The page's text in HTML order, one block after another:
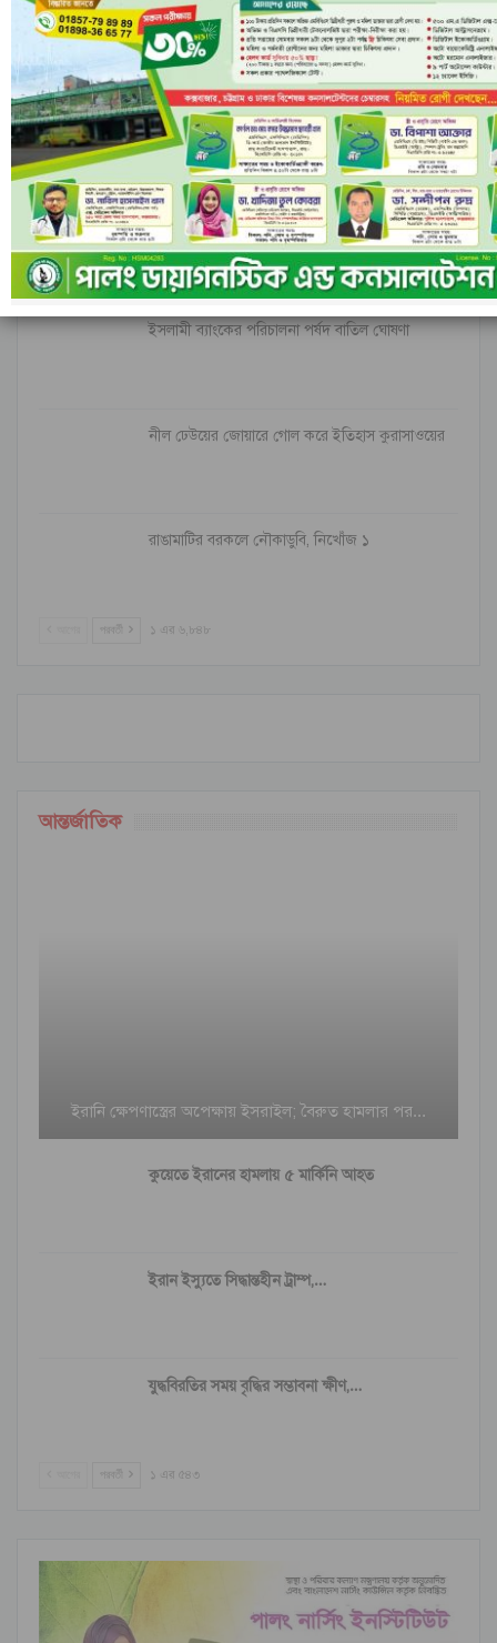
ফেসবুক-এ মন্তব্য করুন
মন্তব্যসমূহ বন্ধ করা হয়.
সর্বশেষ
ইরানি ক্ষেপণাস্ত্রের অপেক্ষায় ইসরাইল; বৈরুত হামলার
পর বাড়ছে…
ইসলামী ব্যাংকের পরিচালনা পর্ষদ বাতিল ঘোষণা
নীল ঢেউয়ের জোয়ারে গোল করে ইতিহাস কুরাসাওয়ের
রাঙামাটির বরকলে নৌকাডুবি, নিখোঁজ ১
পরবর্তী ১ এর ৬,৮৪৮
আন্তর্জাতিক
ইরানি ক্ষেপণাস্ত্রের অপেক্ষায় ইসরাইল; বৈরুত হামলার পর…
কুয়েতে ইরানের হামলায় ৫ মার্কিনি আহত
ইরান ইস্যুতে সিদ্ধান্তহীন ট্রাম্প,…
যুদ্ধবিরতির সময় বৃদ্ধির সম্ভাবনা ক্ষীণ,…
পরবর্তী ১ এর ৫৪৩